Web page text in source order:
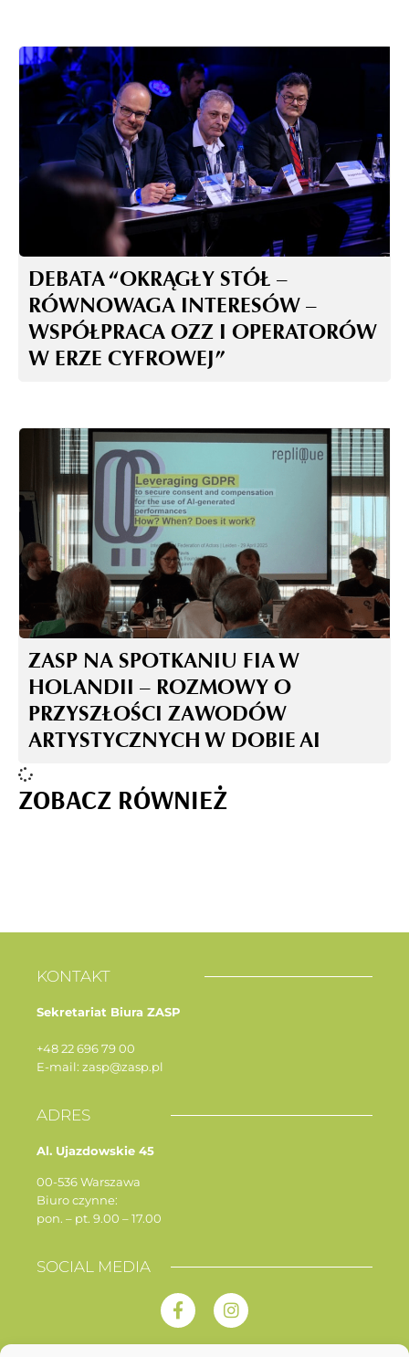
ZOBACZ RÓWNIEŻ
DEBATA “OKRĄGŁY STÓŁ –
RÓWNOWAGA INTERESÓW –
WSPÓŁPRACA OZZ I OPERATORÓW
W ERZE CYFROWEJ”
ZASP NA SPOTKANIU FIA W
HOLANDII – ROZMOWY O
PRZYSZŁOŚCI ZAWODÓW
ARTYSTYCZNYCH W DOBIE AI
KONTAKT
Sekretariat Biura ZASP
+48 22 696 79 00
E-mail: zasp@zasp.pl
ADRES
Al. Ujazdowskie 45
00-536 Warszawa
Biuro czynne:
pon. – pt. 9.00 – 17.00
SOCIAL MEDIA